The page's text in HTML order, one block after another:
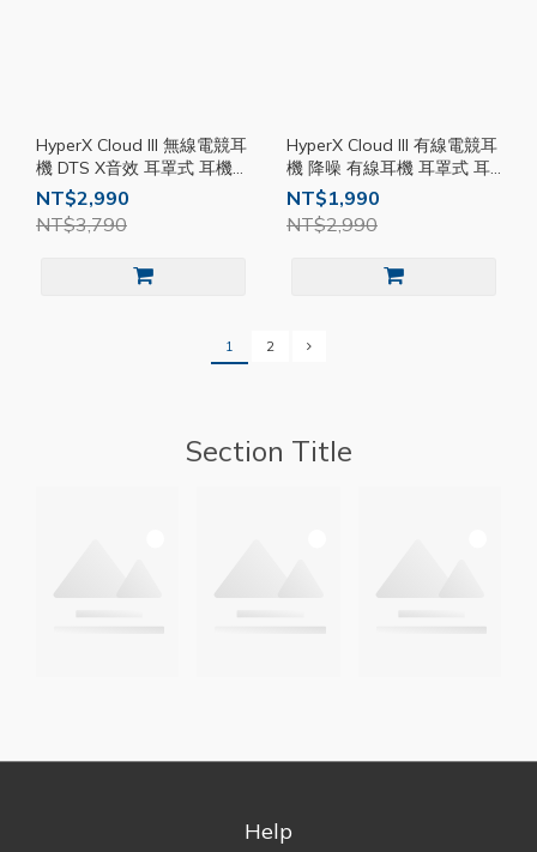
HyperX Cloud III 無線電競耳
機 DTS X音效 耳罩式 耳機
耳麥 USB 適用 PS HPX011
NT$2,990
NT$3,790
HyperX Cloud III 有線電競耳
機 降噪 有線耳機 耳罩式 耳
機 適用 PS Xbox PC
HPX009
NT$1,990
NT$2,990
1 2
Section Title
Help